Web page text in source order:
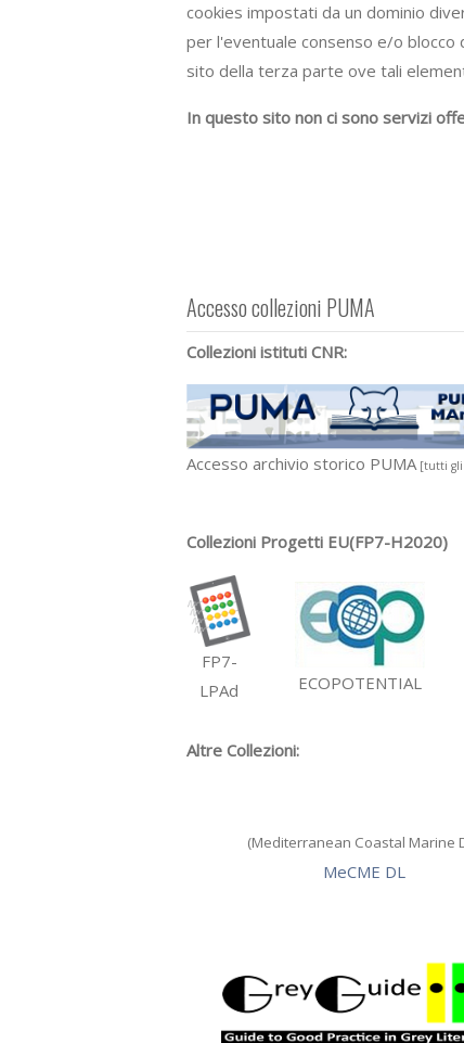
cookies impostati da un dominio
per l'eventuale consenso e/o
sito della terza parte ove tali
In questo sito non ci sono servizi
Accesso collezioni PUMA
Collezioni istituti CNR:
Accesso archivio storico PUMA[tutti gli
Collezioni Progetti EU(FP7-H2020)
FP7-
LPAd
ECOPOTENTIAL
Altre Collezioni:
(Mediterranean Coastal Marine
MeCME DL